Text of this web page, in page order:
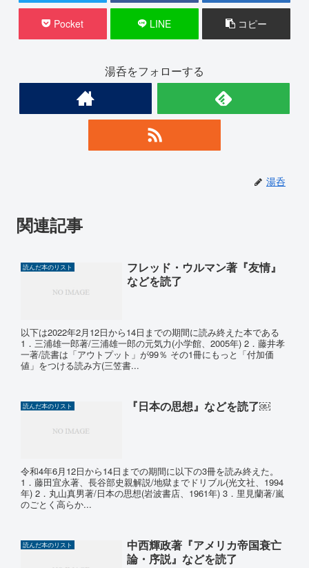
Pocket LINE コピー
湯呑をフォローする
湯呑
関連記事
読んだ本のリスト
フレッド・ウルマン著『友情』
などを読了
以下は2022年2月12日から14日までの期間に読み終えた本である
1．三浦雄一郎著/三浦雄一郎の元気力(小学館、2005年) 2．藤井孝
一著/読書は「アウトプット」が99％ その1冊にもっと「付加価
値」をつける読み方(三笠書...
読んだ本のリスト 『日本の思想』などを読了￼
令和4年6月12日から14日までの期間に以下の3冊を読み終えた。
1．藤田宜永著、長谷部史親解説/地獄までドリブル(光文社、1994
年) 2．丸山真男著/日本の思想(岩波書店、1961年) 3．里見蘭著/嵐
のごとく高らか...
読んだ本のリスト
中西輝政著『アメリカ帝国衰亡
論・序説』などを読了